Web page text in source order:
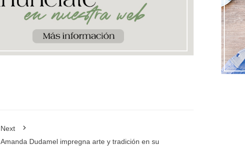
Next
Amanda Dudamel impregna arte y tradición en su